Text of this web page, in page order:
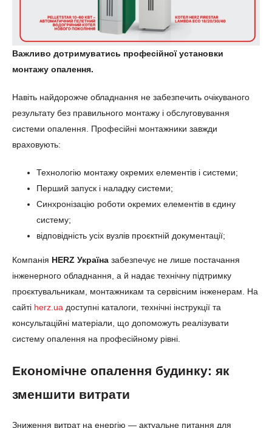
Важливо дотримуватись професійної установки
монтажу опалення.
Навіть найдорожче обладнання не забезпечить очікуваного
результату без правильного монтажу і обслуговування
системи опалення. Професійні монтажники завжди
враховують:
Технологію монтажу окремих елементів і системи;
Перший запуск і наладку системи;
Синхронізацію роботи окремих елементів в єдину
систему;
відповідність усіх вузлів проєктній документації;
Компанія HERZ Україна забезпечує не лише постачання
інженерного обладнання, а й надає технічну підтримку
проєктувальникам, монтажникам та сервісним інженерам. На
сайті herz.ua доступні каталоги, технічні інструкції та
консультаційні матеріали, що допоможуть реалізувати
систему опалення на професійному рівні.
Економічне опалення будинку: як
зменшити витрати
Зниження витрат на енергію — актуальне питання для